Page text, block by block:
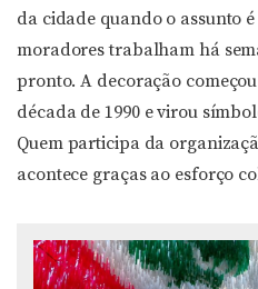
da cidade quando o assunto
moradores trabalham há
pronto. A decoração
década de 1990 e virou
Quem participa da
acontece graças ao esforço